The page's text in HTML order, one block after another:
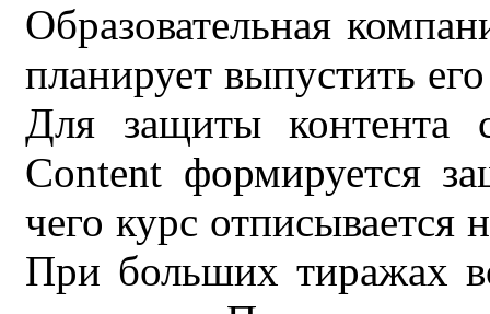
Образовательная
планирует выпустить
Для защиты контента
Content формируется
чего курс
При больших тиражах